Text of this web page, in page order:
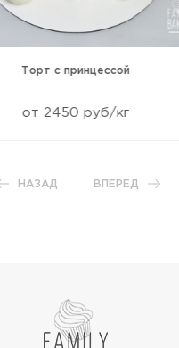
Торт с принцессой
от 2450 руб/кг
НАЗАД ВПЕРЕД